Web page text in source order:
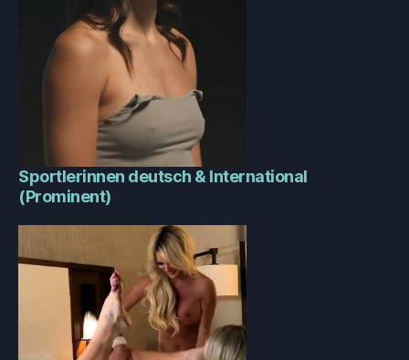
Sportlerinnen deutsch & International
(Prominent)